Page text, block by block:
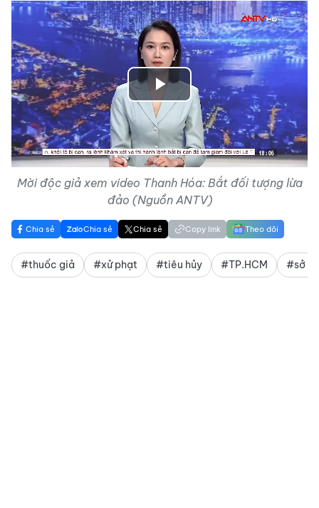
Play
Video
Mời độc giả xem video Thanh Hóa: Bắt đối tượng lừa
đảo (Nguồn ANTV)
Chia sẻ Chia sẻ Chia sẻ Copy link Theo dõi
#thuốc giả #xử phạt #tiêu hủy #TP.HCM #sở y